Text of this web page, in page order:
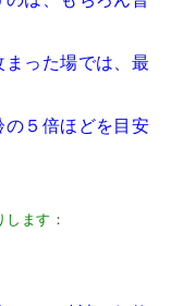
った場では、最
の５倍ほどを目安
します ：